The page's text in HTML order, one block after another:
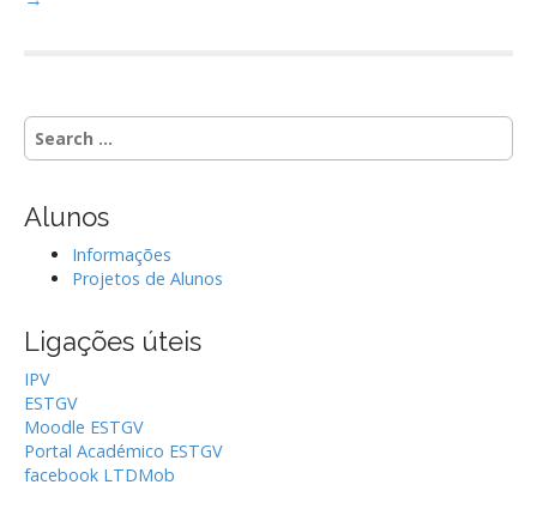
S
e
c
Alunos
Informações
Projetos de Alunos
Ligações úteis
IPV
ESTGV
Moodle ESTGV
Portal Académico ESTGV
facebook LTDMob